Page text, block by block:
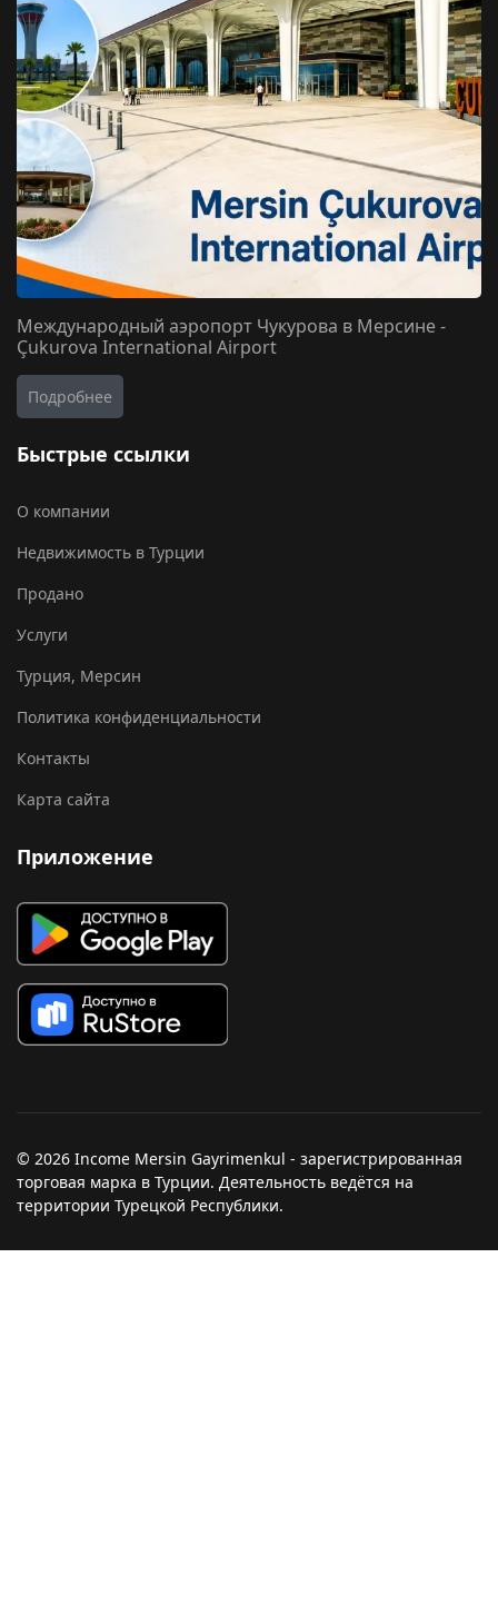
Международный аэропорт Чукурова в Мерсине -
Çukurova International Airport
Подробнее
Быстрые ссылки
О компании
Недвижимость в Турции
Продано
Услуги
Турция, Мерсин
Политика конфиденциальности
Контакты
Карта сайта
Приложение
© 2026 Income Mersin Gayrimenkul - зарегистрированная
торговая марка в Турции. Деятельность ведётся на
территории Турецкой Республики.